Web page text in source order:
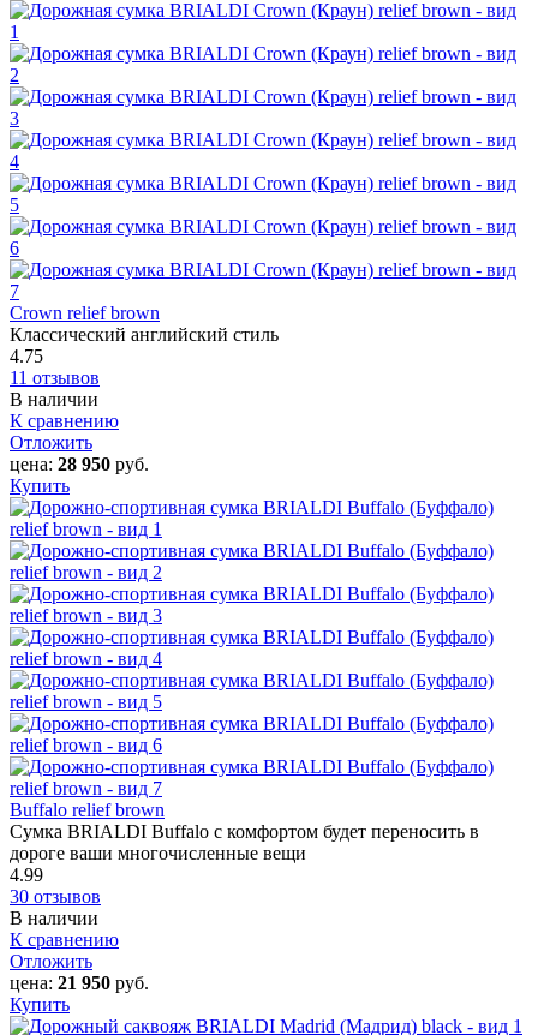
Crown relief brown
Классический английский стиль
4.75
11 отзывов
В наличии
К сравнению
Отложить
цена: 28 950 руб.
Купить
Buffalo relief brown
Сумка BRIALDI Buffalo с комфортом будет переносить в
дороге ваши многочисленные вещи
4.99
30 отзывов
В наличии
К сравнению
Отложить
цена: 21 950 руб.
Купить